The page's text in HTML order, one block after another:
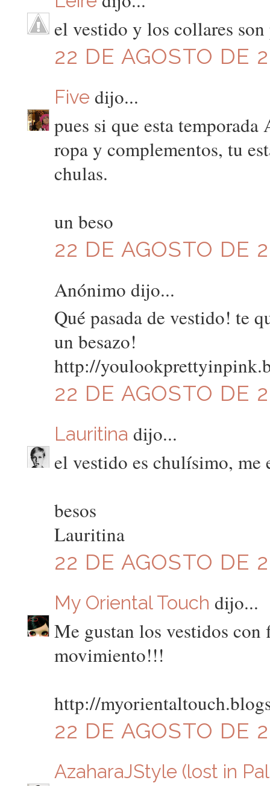
el vestido y los collares
22 DE AGOSTO DE
Five dijo...
pues si que esta
ropa y complementos, tu
chulas.
un beso
22 DE AGOSTO DE
Anónimo dijo...
Qué pasada de vestido! te
un besazo!
http://
22 DE AGOSTO DE
Lauritina dijo...
el vestido es chulísimo, me
besos
Lauritina
22 DE AGOSTO DE
My Oriental Touch dijo...
Me gustan los vestidos con
movimiento!!!
http://
22 DE AGOSTO DE
AzaharaJStyle (lost in